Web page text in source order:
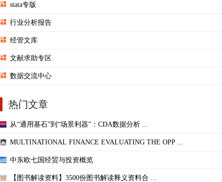
stata专版
行业分析报告
经管文库
文献求助专区
数据交流中心
热门文章
从“通用基石”到“场景利器”：CDA数据分析 ...
MULTINATIONAL FINANCE EVALUATING THE OPP ...
中东欧七国经贸与投资概览
【图书解读资料】3500份图书解读释义资料合 ...